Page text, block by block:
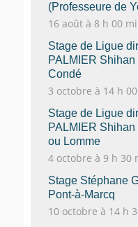
(Professeure de
16 août à 8 h 00
Stage de Ligue
PALMIER
Condé
3 octobre à 14 h
Stage de Ligue
PALMIER
ou Lomme
4 octobre à 9 h 30
Stage Stéphane
Pont-à-Marcq
10 octobre à 14 h